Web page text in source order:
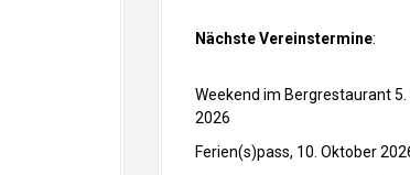
Nächste Vereinstermine:
Weekend im Bergrestaurant
2026
Ferien(s)pass, 10. Oktober